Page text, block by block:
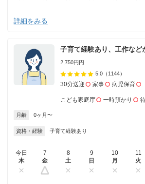
詳細をみる
子育て経験あり、工作など
2,750円円
5.0 （1144）
30分送迎 家事 病児保育
こども家庭庁 一時預かり
月齢 0ヶ月〜
資格・経験 子育て経験あり
今日
木
7
金
8
土
9
日
10
月
11
火